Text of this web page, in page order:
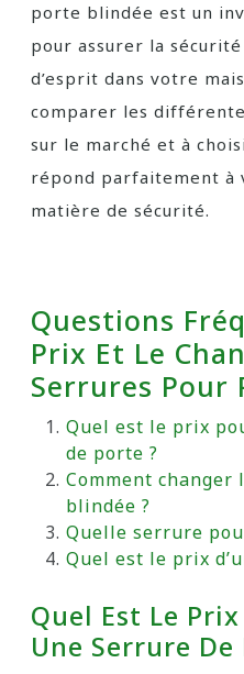
porte blindée est un
pour assurer la
d’esprit dans votre
comparer les
sur le marché et à
répond parfaitement à
matière de sécurité.
Questions
Prix Et Le
Serrures Pour
Quel est le prix
de porte ?
Comment changer
blindée ?
Quelle serrure
Quel est le prix
Quel Est Le
Une Serrure De